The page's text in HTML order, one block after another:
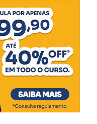
que
É
de
que o